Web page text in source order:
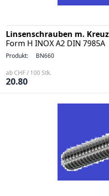
Linsenschrauben m.
Form H INOX A2 DIN 7985A
Produkt: BN660
ab CHF / 100 Stk.
20.80